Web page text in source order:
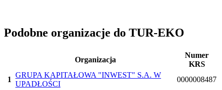
Podobne organizacje do TUR-EKO
Organizacja
Numer
KRS
1
GRUPA KAPITAŁOWA "INWEST" S.A. W
UPADŁOŚCI
0000008487